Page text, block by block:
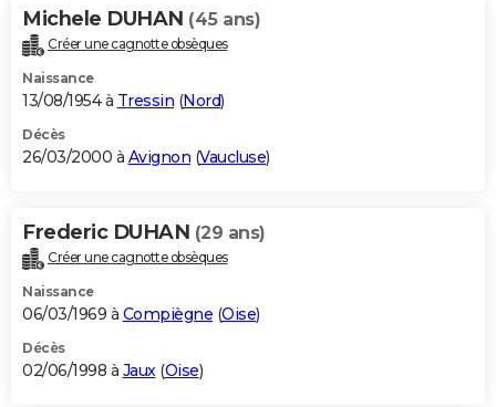
Michele DUHAN (45 ans)
Créer une cagnotte obsèques
Naissance
13/08/1954 à Tressin (Nord)
Décès
26/03/2000 à Avignon (Vaucluse)
Frederic DUHAN (29 ans)
Créer une cagnotte obsèques
Naissance
06/03/1969 à Compiègne (Oise)
Décès
02/06/1998 à Jaux(Oise)